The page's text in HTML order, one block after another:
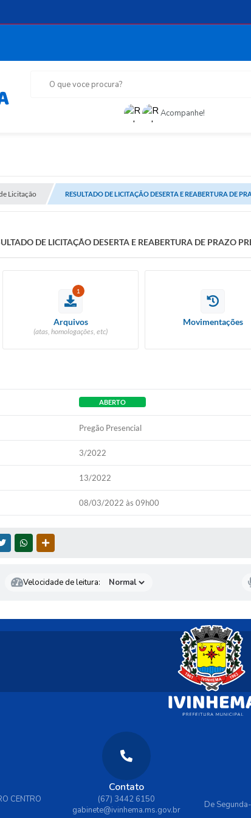
O que voce procura?
Acompanhe!
Licitação RESULTADO DE LICITAÇÃO DESERTA E REABERTURA DE
DE LICITAÇÃO DESERTA E REABERTURA DE PRAZO
1
Arquivos
(atas, homologações, etc)
Movimentações
ABERTO
Pregão Presencial
3/2022
13/2022
08/03/2022 às 09h00
TWITTERWHATSAPP
Velocidade de leitura:
CENTRO
Contato
(67) 3442 6150
gabinete@ivinhema.ms.gov.br
De